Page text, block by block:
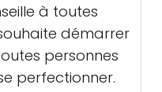
à toutes
démarrer
personnes
perfectionner.